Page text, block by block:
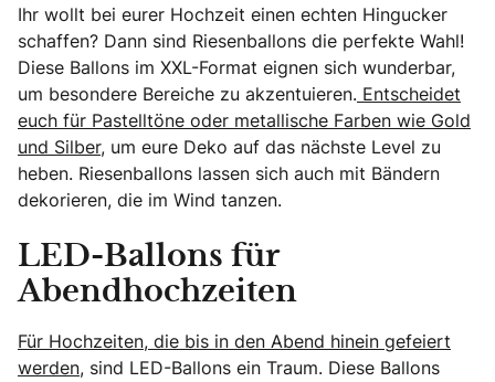
Ihr wollt bei eurer Hochzeit einen echten Hingucker
schaffen? Dann sind Riesenballons die perfekte Wahl!
Diese Ballons im XXL-Format eignen sich wunderbar,
um besondere Bereiche zu akzentuieren. Entscheidet
euch für Pastelltöne oder metallische Farben wie Gold
und Silber, um eure Deko auf das nächste Level zu
heben. Riesenballons lassen sich auch mit Bändern
dekorieren, die im Wind tanzen.
LED-Ballons für
Abendhochzeiten
Für Hochzeiten, die bis in den Abend hinein gefeiert
werden, sind LED-Ballons ein Traum. Diese Ballons